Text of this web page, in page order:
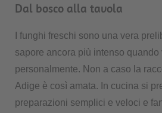
Dal bosco alla tavola
I funghi freschi sono una vera
sapore ancora più intenso quando
personalmente. Non a caso la
Adige è così amata. In cucina si
preparazioni semplici e veloci e